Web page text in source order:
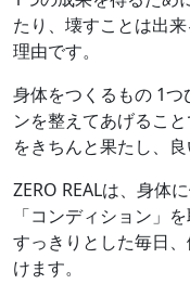
たり、壊すことは出
理由です。
身体をつくるもの 1
ンを整えてあげるこ
をきちんと果たし、良
ZERO REALは、身体
「コンディション」
すっきりとした毎日
けます。